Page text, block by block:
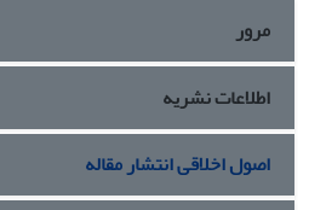
مرور
اطلاعات نشریه
اصول اخلاقی انتشار مقاله